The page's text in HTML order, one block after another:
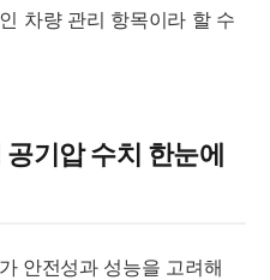
차량 관리 항목이라 할 수
기압 수치 한눈에
안전성과 성능을 고려해